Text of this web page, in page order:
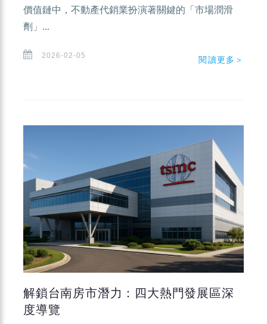
價值鏈中，不動產代銷業扮演著關鍵的「市場潤滑
劑」...
2026-02-05 閱讀更多＞
解鎖台南房市潛力：四大熱門發展區深
度導覽